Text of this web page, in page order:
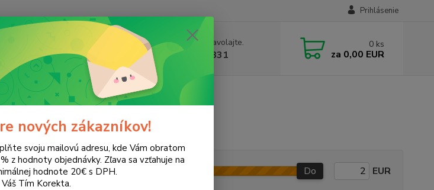
Prihlásenie
Neviete si rady? Zavolajte.
+421 905 615 831
0 ks
za 0,00 EUR
EPSON Stylus SX125
Do EUR
nových zákazníkov!
svoju mailovú adresu, kde Vám obratom
z hodnoty objednávky. Zľava sa vzťahuje na
hodnote 20€ s DPH.
Váš Tím Korekta.